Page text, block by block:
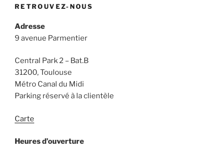
RETROUVEZ-NOUS
Adresse
9 avenue Parmentier
Central Park 2 – Bat.B
31200, Toulouse
Métro Canal du Midi
Parking réservé à la clientèle
Carte
Heures d’ouverture